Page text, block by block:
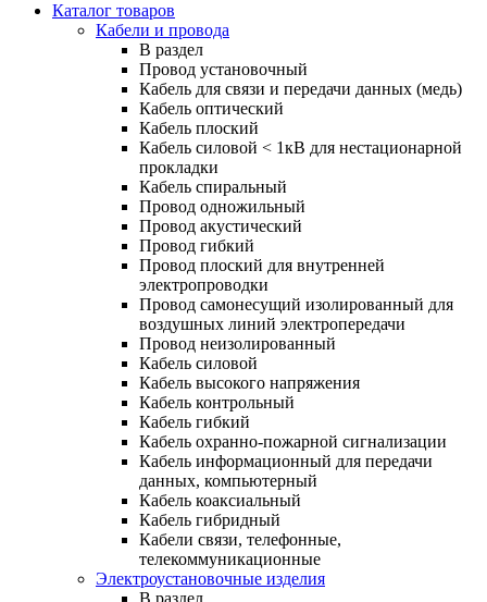
Каталог товаров
Кабели и провода
В раздел
Провод установочный
Кабель для связи и передачи данных (медь)
Кабель оптический
Кабель плоский
Кабель силовой < 1кВ для нестационарной
прокладки
Кабель спиральный
Провод одножильный
Провод акустический
Провод гибкий
Провод плоский для внутренней
электропроводки
Провод самонесущий изолированный для
воздушных линий электропередачи
Провод неизолированный
Кабель силовой
Кабель высокого напряжения
Кабель контрольный
Кабель гибкий
Кабель охранно-пожарной сигнализации
Кабель информационный для передачи
данных, компьютерный
Кабель коаксиальный
Кабель гибридный
Кабели связи, телефонные,
телекоммуникационные
Электроустановочные изделия